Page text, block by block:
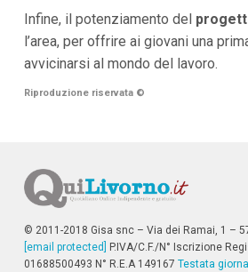
Infine, il potenziamento del
l’area, per offrire ai giovani una
avvicinarsi al mondo del lavoro.
Riproduzione riservata ©
© 2011-2018 Gisa snc – Via dei Ramai, 1 –
[email protected]
P.IVA/C.F./N° Iscrizione
01688500493 N° R.E.A 149167 Testata